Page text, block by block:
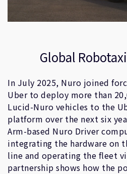
Global
In July 2025, Nuro joined
Uber to deploy more than
Lucid-Nuro vehicles to the
platform over the next six
Arm-based Nuro Driver
integrating the hardware on
line and operating the fleet
partnership shows how the